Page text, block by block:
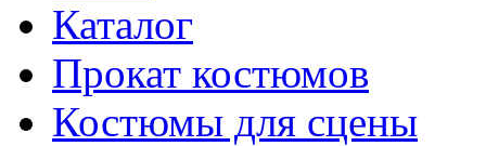
Каталог
Прокат костюмов
Костюмы для сцены